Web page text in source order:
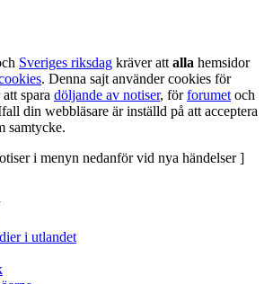
Sveriges riksdag kräver att alla hemsidor
. Denna sajt använder cookies för
spara döljande av notiser, förforumet och
din webbläsare är inställd på att acceptera
samtycke.
i menyn nedanför vid nya händelser ]
i utlandet